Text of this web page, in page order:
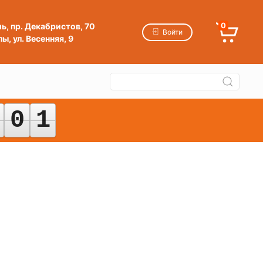
пр. Декабристов, 70
ул. Весенняя, 9
Войти
0
0
0 1
1